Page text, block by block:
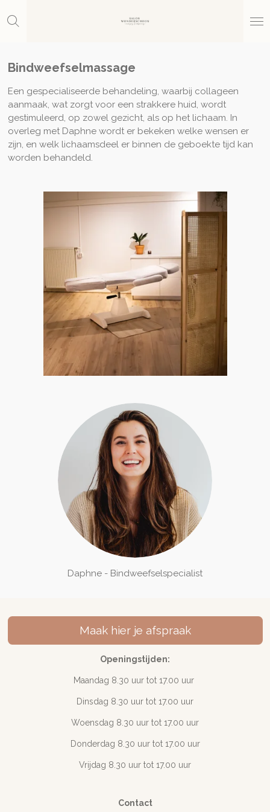
direct
hoofdinhoud
Bindweefselmassage
Een gespecialiseerde behandeling, waarbij collageen
aanmaak, wat zorgt voor een strakkere huid, wordt
gestimuleerd, op zowel gezicht, als op het lichaam. In
overleg met Daphne wordt er bekeken welke wensen er
zijn, en welk lichaamsdeel er binnen de geboekte tijd kan
worden behandeld.
Daphne - Bindweefselspecialist
Maak hier je afspraak
Openingstijden:
Maandag 8.30 uur tot 17.00 uur
Dinsdag 8.30 uur tot 17.00 uur
Woensdag 8.30 uur tot 17.00 uur
Donderdag 8.30 uur tot 17.00 uur
Vrijdag 8.30 uur tot 17.00 uur
Contact